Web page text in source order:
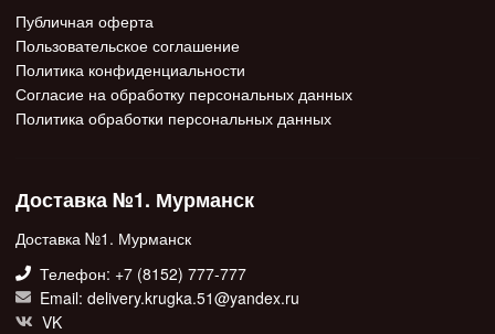
Публичная оферта
Пользовательское соглашение
Политика конфиденциальности
Согласие на обработку персональных данных
Политика обработки персональных данных
Доставка №1. Мурманск
Доставка №1. Мурманск
Телефон: +7 (8152) 777-777
Email: delivery.krugka.51@yandex.ru
VK